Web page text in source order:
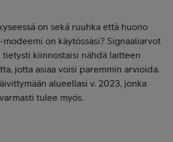
on sekä ruuhka että huono
on käytössäsi? Signaaliarvot
tietysti kiinnostaisi nähdä laitteen
jotta asiaa voisi paremmin arvioida.
alueellasi v. 2023, jonka
tulee myös.